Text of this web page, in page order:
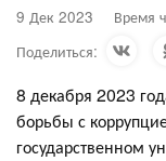
9 Дек 2023 Время
Поделиться:
8 декабря 2023
борьбы с
государственном